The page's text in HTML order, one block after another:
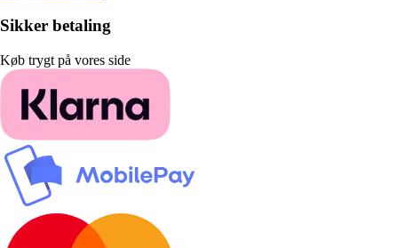
Sikker betaling
Køb trygt på vores side